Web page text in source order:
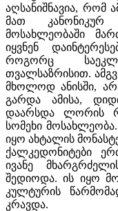
აღსანიშნავია, რომ
მათ
მოსახლეობაში
იყვნენ
როგორც
თვალსაზრისით.
მხოლოდ ანისში,
გარდა ამისა,
დაარსდა ლორის
სომეხი
იყო ახტალის
ქალკედონიტები
ივანე
შედიოდა. ის იყო
კულტურის
კრავდა.